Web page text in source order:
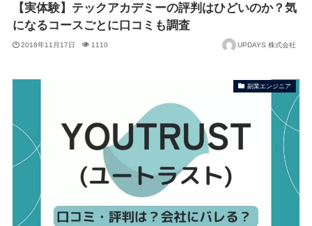
【実体験】テックアカデミーの評判はひどいのか？気
になるコースごとに口コミも調査
2018年11月17日 1110 UPDAYS 株式会社
副業エンジニア